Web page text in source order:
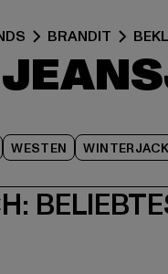
BRANDIT
WESTEN